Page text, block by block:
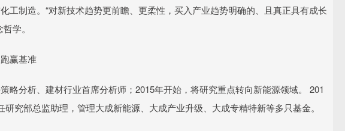
工制造。“对新技术趋势更前瞻、更柔性，买入产业趋势明确的、且真正具有成长
学。
赢基准
略分析、建材行业首席分析师；2015年开始，将研究重点转向新能源领域。 201
究部总监助理，管理大成新能源、大成产业升级、大成专精特新等多只基金。